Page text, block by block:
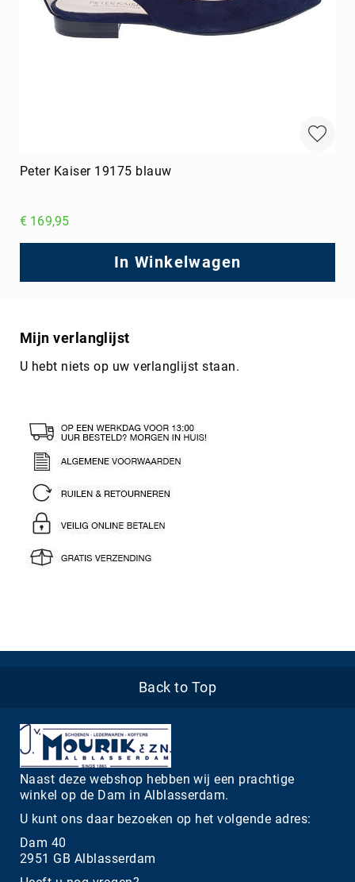
Peter Kaiser 19175 blauw
€ 169,95
In Winkelwagen
Mijn verlanglijst
U hebt niets op uw verlanglijst staan.
Back to Top
Naast deze webshop hebben wij een prachtige
winkel op de Dam in Alblasserdam.
U kunt ons daar bezoeken op het volgende adres:
Dam 40
2951 GB Alblasserdam